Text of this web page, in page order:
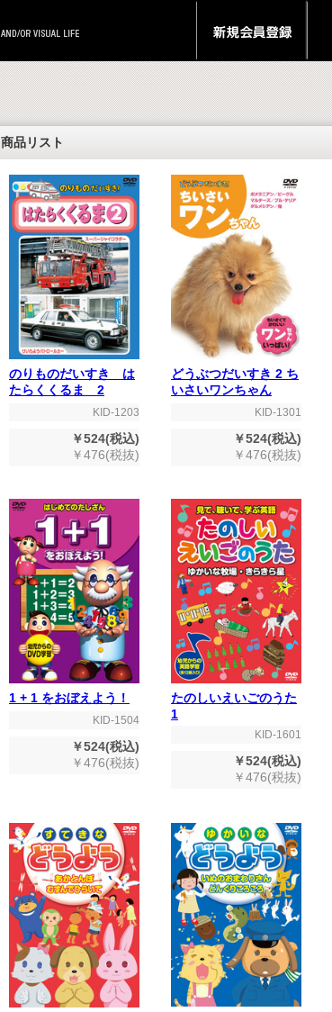
商品リスト
のりものだいすき は
たらくくるま 2
KID-1203
￥524(税込)
￥476(税抜)
どうぶつだいすき 2 ち
いさいワンちゃん
KID-1301
￥524(税込)
￥476(税抜)
1 + 1 をおぼえよう！
KID-1504
￥524(税込)
￥476(税抜)
たのしいえいごのうた
1
KID-1601
￥524(税込)
￥476(税抜)